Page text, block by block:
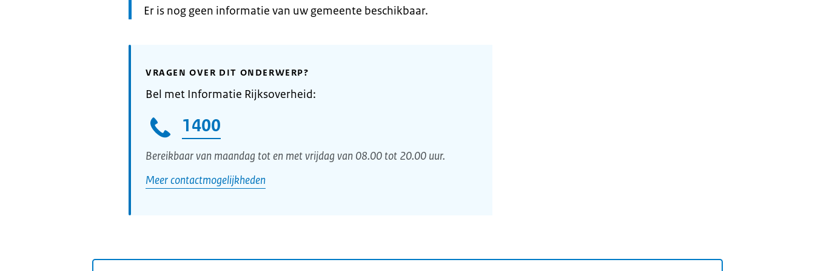
Informatie:
Er is nog geen informatie van uw gemeente beschikbaar.
VRAGEN OVER DIT ONDERWERP?
Bel met Informatie Rijksoverheid:
1400
Bereikbaar van maandag tot en met vrijdag van 08.00 tot 20.00 uur.
Meer contactmogelijkheden